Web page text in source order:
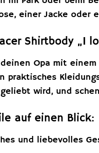
einer Jacke oder
Shirtbody „I
Opa mit
praktisches
wird, und
auf einen Blick:
und liebevolles